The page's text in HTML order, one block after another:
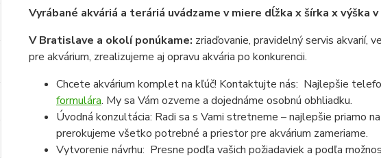
Vyrábané akváriá a teráriá uvádzame v miere dĺžka x šírka x výška
V Bratislave a okolí ponúkame: zriaďovanie, pravidelný servis akvarií,
pre akvárium, zrealizujeme aj opravu akvária po konkurencii.
Chcete akvárium komplet na kľúč! Kontaktujte nás: Najlepšie
formulára. My sa Vám ozveme a dojednáme osobnú obhliadku.
Úvodná konzultácia: Radi sa s Vami stretneme – najlepšie priamo
prerokujeme všetko potrebné a priestor pre akvárium zameriame.
Vytvorenie návrhu: Presne podľa vašich požiadaviek a podľa